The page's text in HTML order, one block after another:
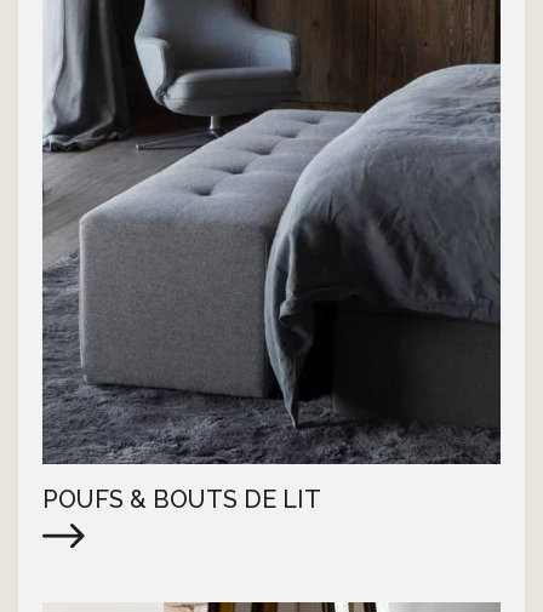
POUFS & BOUTS DE LIT